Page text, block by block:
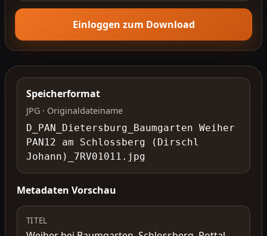
Einloggen zum Download
Speicherformat
JPG · Originaldateiname
D_PAN_Dietersburg_Baumgarten Weiher
PAN12 am Schlossberg (Dirschl
Johann)_7RV01011.jpg
Metadaten Vorschau
TITEL